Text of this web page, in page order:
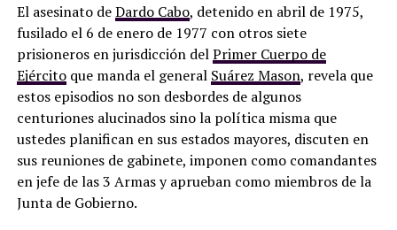
El asesinato deDardo Cabo, detenido en abril de 1975,
fusilado el 6 de enero de 1977 con otros siete
prisioneros en jurisdicción delPrimer Cuerpo de
Ejércitoque manda el general Suárez Mason, revela que
estos episodios no son desbordes de algunos
centuriones alucinados sino la política misma que
ustedes planifican en sus estados mayores, discuten en
sus reuniones de gabinete, imponen como comandantes
en jefe de las 3 Armas y aprueban como miembros de la
Junta de Gobierno.